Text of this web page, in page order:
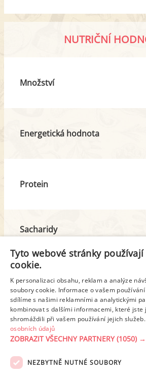
NUTRIČNÍ
Množství
Energetická hodnota
Protein
Sacharidy
z toho cukr
Tuk
z toho nas. mastné kyseliny
Detailní rozpis
Tyto webové stránky
cookie.
K personalizaci obsahu, reklam a analýze
soubory cookie. Informace o vašem
sdílíme s našimi reklamními a analytickými
kombinovat s dalšími informacemi, které jste
shromáždili při vašem používání jejich
osobních údajů
ZOBRAZIT VŠECHNY PARTNERY(1050) →
NEZBYTNĚ NUTNÉ SOUBORY